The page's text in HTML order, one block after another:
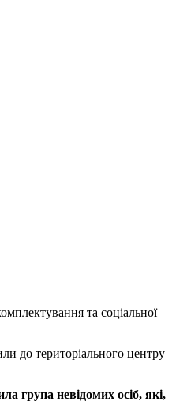
та соціальної
до територіального центру
група невідомих осіб, які,